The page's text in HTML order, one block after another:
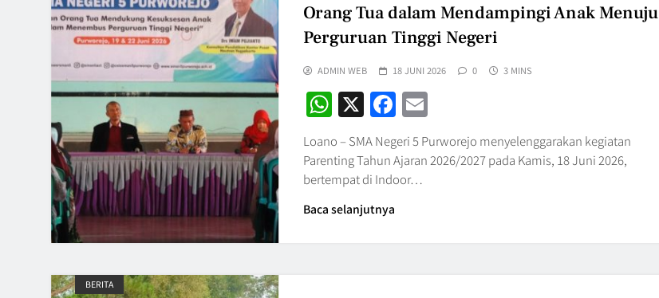
Orang Tua dalam Mendampingi Anak Menuju
Perguruan Tinggi Negeri
ADMIN WEB 18 JUNI 2026 0 3 MINS
WhatsApp
X Facebook
Email
Loano – SMA Negeri 5 Purworejo menyelenggarakan kegiatan
Parenting Tahun Ajaran 2026/2027 pada Kamis, 18 Juni 2026,
bertempat di Indoor…
Baca selanjutnya
BERITA